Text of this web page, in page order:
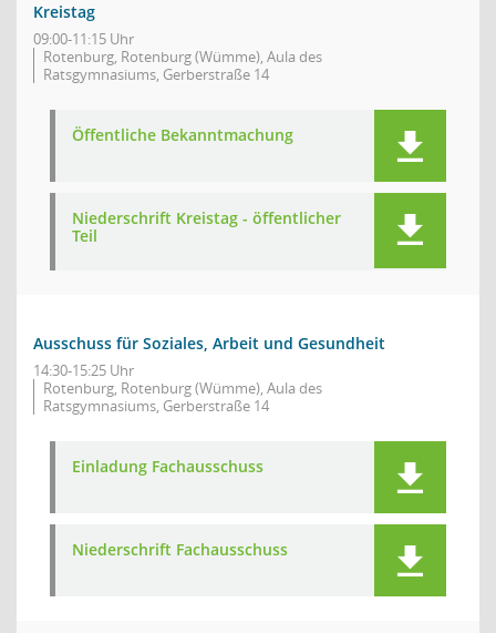
Kreistag
09:00-11:15 Uhr
Rotenburg, Rotenburg (Wümme), Aula des
Ratsgymnasiums, Gerberstraße 14
Öffentliche Bekanntmachung
Niederschrift Kreistag - öffentlicher
Teil
Ausschuss für Soziales, Arbeit und Gesundheit
14:30-15:25 Uhr
Rotenburg, Rotenburg (Wümme), Aula des
Ratsgymnasiums, Gerberstraße 14
Einladung Fachausschuss
Niederschrift Fachausschuss